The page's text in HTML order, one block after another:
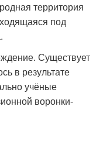
территория
под
Существует
в результате
учёные
воронки-